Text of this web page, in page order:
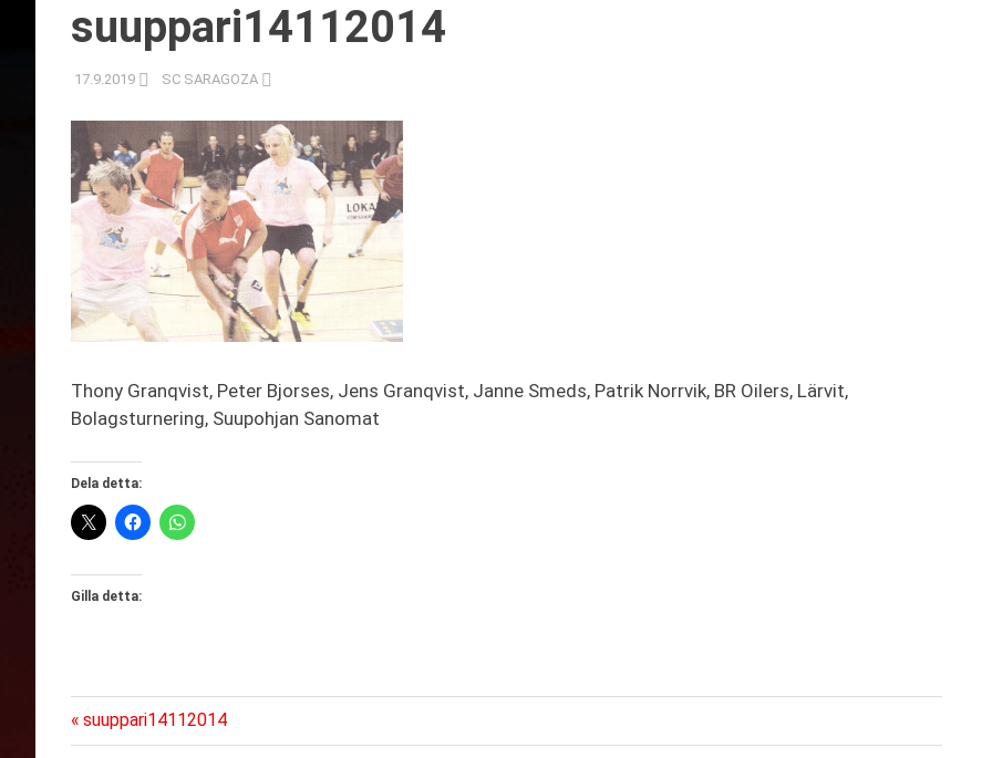
suuppari14112014
17.9.2019 SC SARAGOZA
Thony Granqvist, Peter Bjorses, Jens Granqvist, Janne Smeds, Patrik Norrvik, BR Oilers, Lärvit,
Bolagsturnering, Suupohjan Sanomat
Dela detta:
Gilla detta:
Inläggsnavigering
Föregående
inlägg:
suuppari14112014